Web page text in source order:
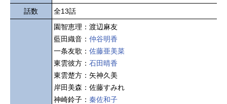
話数 全13話
園智恵理：渡辺麻友
藍田織音： 仲谷明香
一条友歌： 佐藤亜美菜
東雲彼方： 石田晴香
東雲楚方：矢神久美
岸田美森：佐藤すみれ
神崎鈴子： 秦佐和子